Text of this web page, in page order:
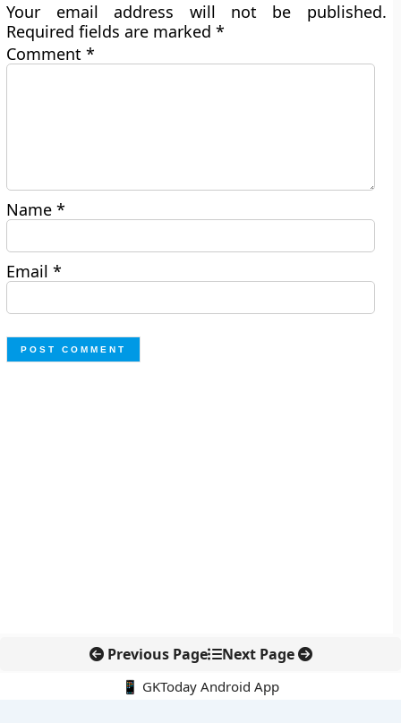
Your email address will not be published.
Required fields are marked*
Comment*
Name*
Email*
Previous Page Next Page
📱 GKToday Android App